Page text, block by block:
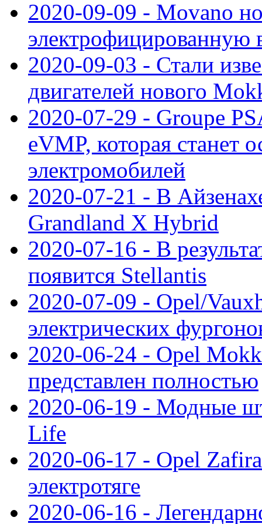
2020-09-09 - Movano
электрофицированную
2020-09-03 - Стали
двигателей нового
2020-07-29 - Groupe
eVMP, которая станет
электромобилей
2020-07-21 - В
Grandland X Hybrid
2020-07-16 - В
появится Stellantis
2020-07-09 - Opel/
электрических
2020-06-24 - Opel
представлен полностью
2020-06-19 - Модные
Life
2020-06-17 - Opel
электротяге
2020-06-16 -